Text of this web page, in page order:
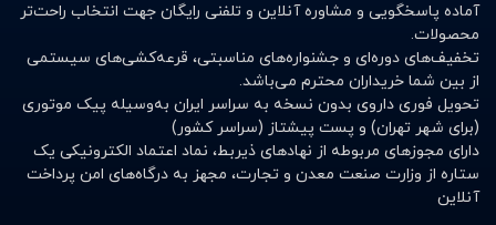
4. ممکن است خطر ابتلا به دیابت نوع 2 را کاهش دهد
دیابت نوع 2 یک مشکل عمده سلامتی است که در حال حاضر
میلیون ها نفر در سراسر جهان به آن مبتلا هستند.
دیابت نوع 2 با افزایش سطح قند خون ناشی از مقاومت به
انسولین یا کاهش توانایی ترشح انسولین مشخص میشود.
به دلایلی، قهوه و کافئین خطر ابتلا به دیابت نوع 2 را به
میزان قابل توجهی کاهش میدهد.
آماده پاسخگویی و مشاوره آنلاین و تلفنی رایگان جهت انتخاب راحت‌تر
محصولات.
تخفیف‌های دوره‌ای و جشنواره‌های مناسبتی، قرعه‌کشی‌های سیستمی
از بین شما خریداران محترم می‌باشد.
تحویل فوری داروی بدون نسخه به سراسر ایران به‌وسیله پیک موتوری
(برای شهر تهران) و پست پیشتاز (سراسر کشور)
دارای مجوزهای مربوطه از نهادهای ذیربط، نماد اعتماد الکترونیکی یک
ستاره از وزارت صنعت معدن و تجارت، مجهز به درگاه‌های امن پرداخت
آنلاین